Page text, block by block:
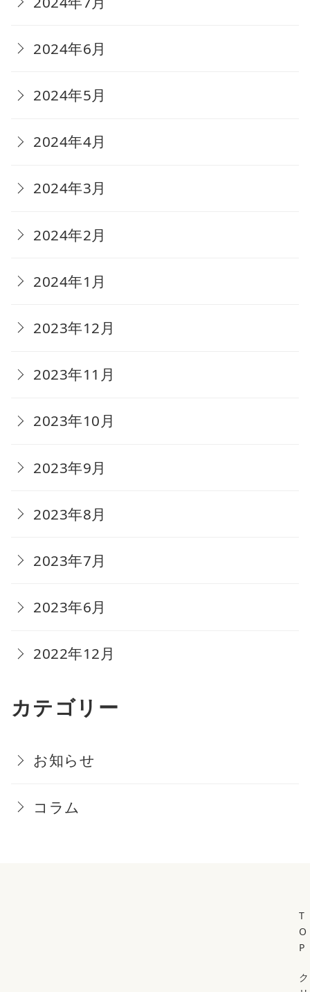
2024年6月
2024年5月
2024年4月
2024年3月
2024年2月
2024年1月
2023年12月
2023年11月
2023年10月
2023年9月
2023年8月
2023年7月
2023年6月
2022年12月
カテゴリー
お知らせ
コラム
T
O
P
ク